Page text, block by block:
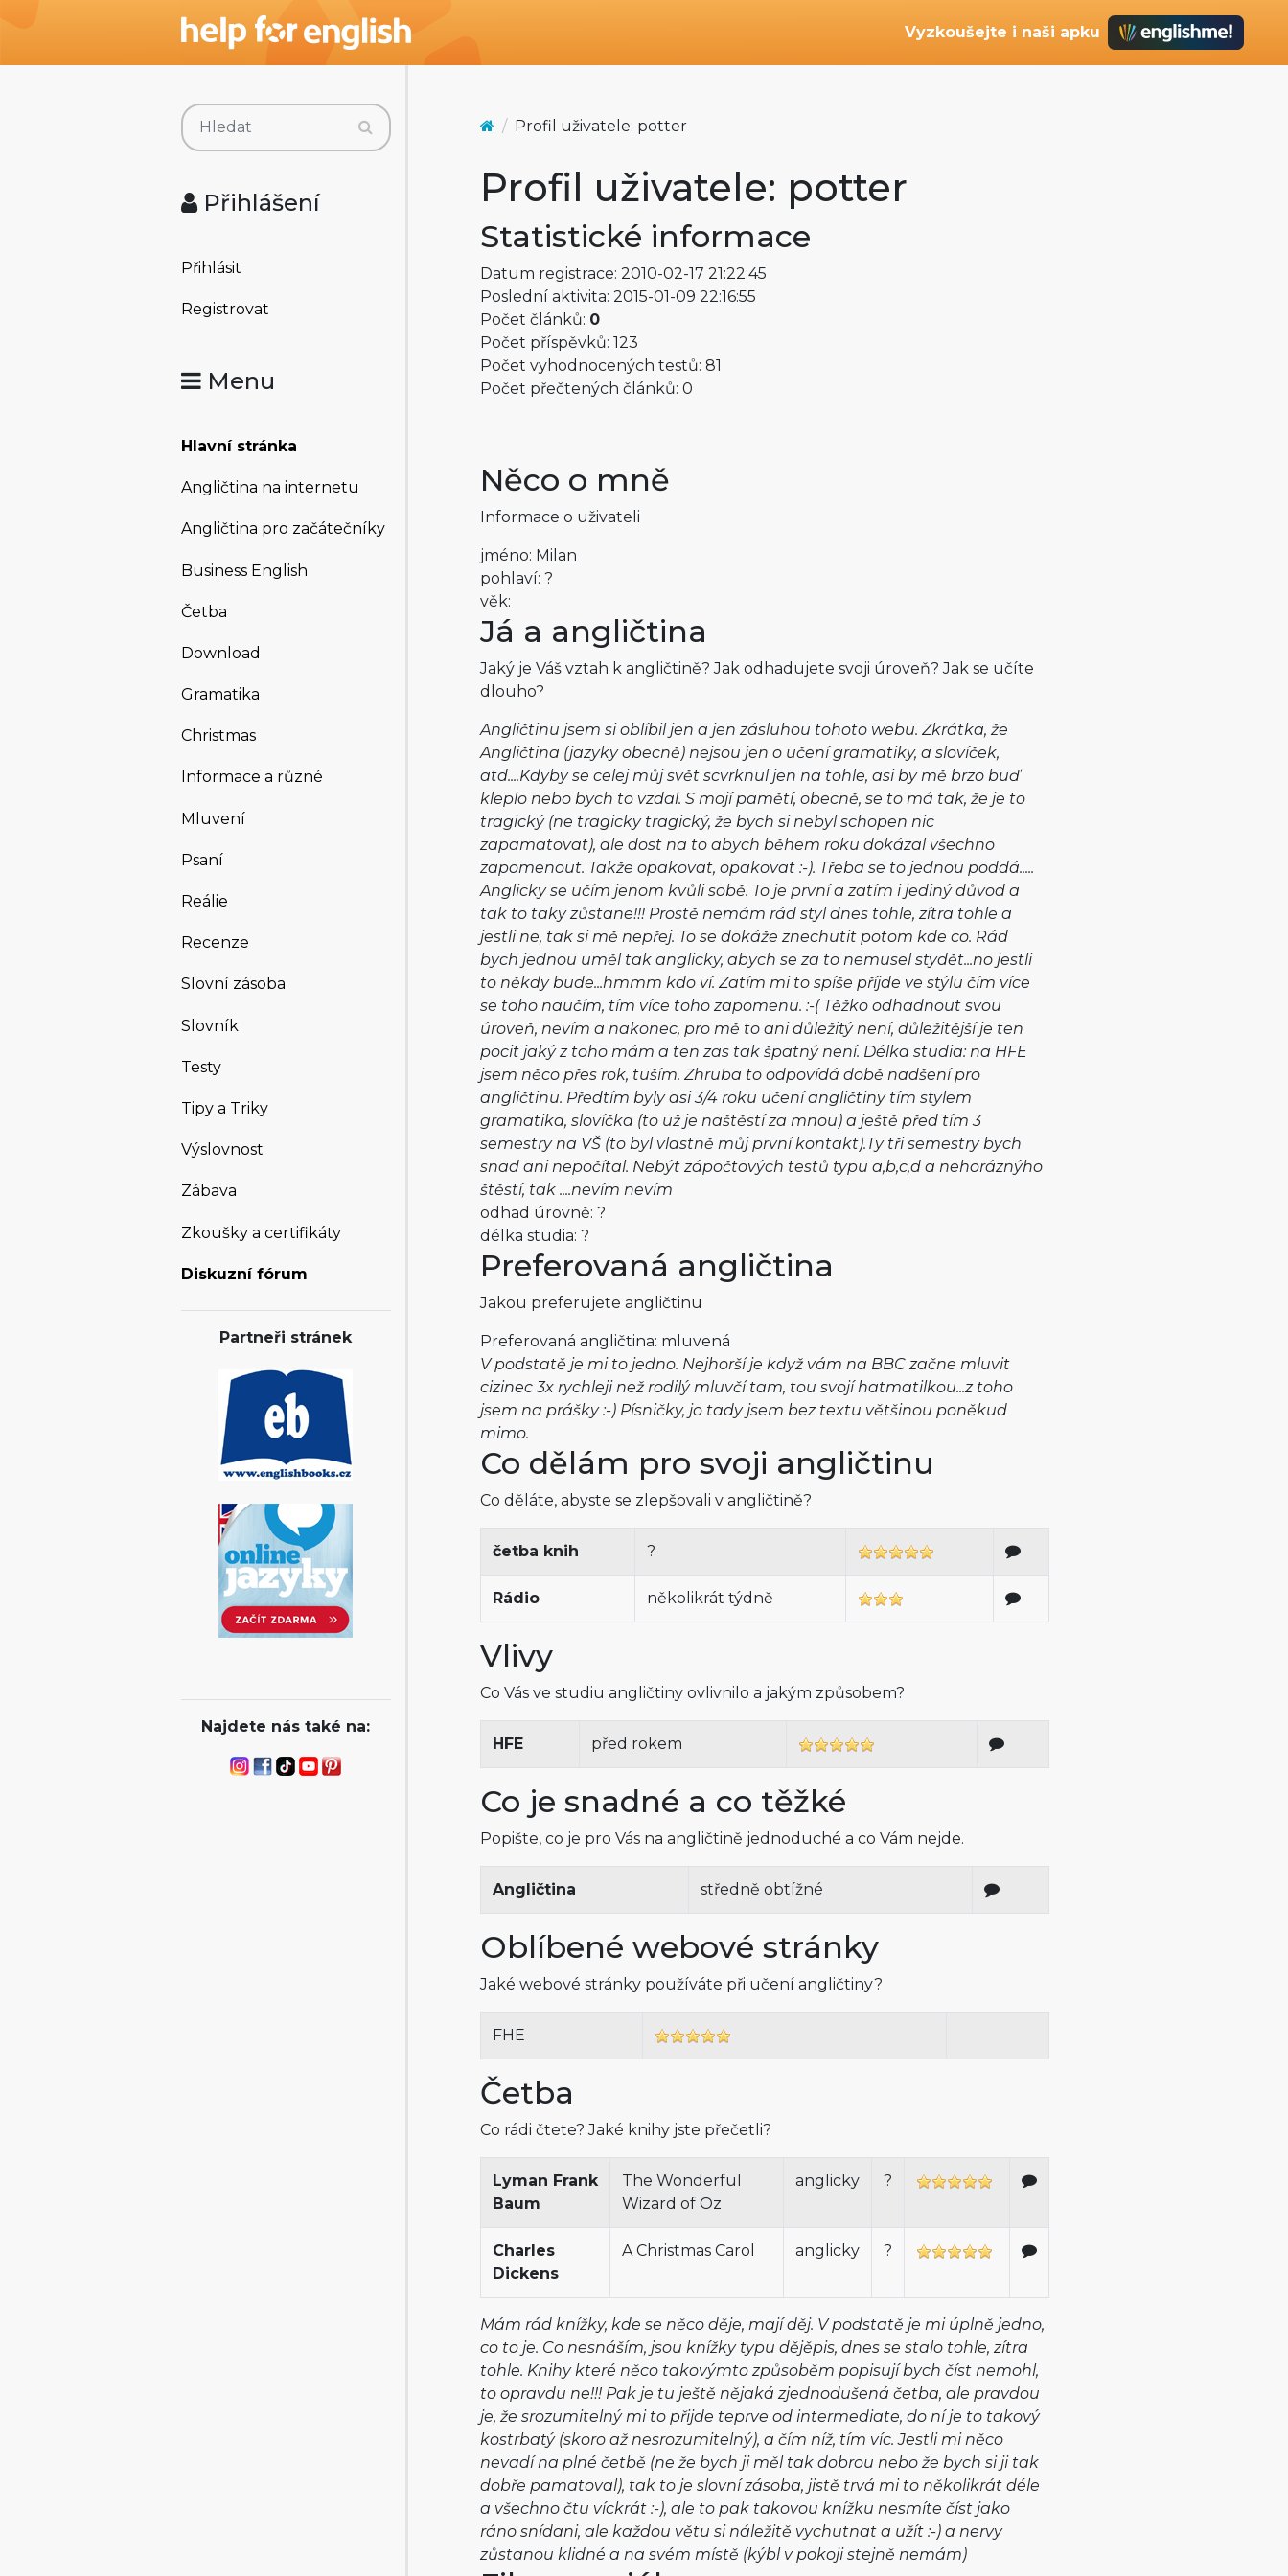
Vyzkoušejte i naši apku
Přihlášení
Přihlásit
Registrovat
Menu
Hlavní stránka
Angličtina na internetu
Angličtina pro začátečníky
Business English
Četba
Download
Gramatika
Christmas
Informace a různé
Mluvení
Psaní
Reálie
Recenze
Slovní zásoba
Slovník
Testy
Tipy a Triky
Výslovnost
Zábava
Zkoušky a certifikáty
Diskuzní fórum
Partneři stránek
Najdete nás také na:
Profil uživatele: potter
Profil uživatele: potter
Statistické informace
Datum registrace: 2010-02-17 21:22:45
Poslední aktivita: 2015-01-09 22:16:55
Počet článků: 0
Počet příspěvků: 123
Počet vyhodnocených testů: 81
Počet přečtených článků: 0
Něco o mně
Informace o uživateli
jméno: Milan
pohlaví: ?
věk:
Já a angličtina
Jaký je Váš vztah k angličtině? Jak odhadujete svoji úroveň? Jak se učíte
dlouho?
Angličtinu jsem si oblíbil jen a jen zásluhou tohoto webu. Zkrátka, že
Angličtina (jazyky obecně) nejsou jen o učení gramatiky, a slovíček,
atd....Kdyby se celej můj svět scvrknul jen na tohle, asi by mě brzo buď
kleplo nebo bych to vzdal. S mojí pamětí, obecně, se to má tak, že je to
tragický (ne tragicky tragický, že bych si nebyl schopen nic
zapamatovat), ale dost na to abych během roku dokázal všechno
zapomenout. Takže opakovat, opakovat :-). Třeba se to jednou poddá.....
Anglicky se učím jenom kvůli sobě. To je první a zatím i jediný důvod a
tak to taky zůstane!!! Prostě nemám rád styl dnes tohle, zítra tohle a
jestli ne, tak si mě nepřej. To se dokáže znechutit potom kde co. Rád
bych jednou uměl tak anglicky, abych se za to nemusel stydět...no jestli
to někdy bude...hmmm kdo ví. Zatím mi to spíše příjde ve stýlu čím více
se toho naučím, tím více toho zapomenu. :-( Těžko odhadnout svou
úroveň, nevím a nakonec, pro mě to ani důležitý není, důležitější je ten
pocit jaký z toho mám a ten zas tak špatný není. Délka studia: na HFE
jsem něco přes rok, tuším. Zhruba to odpovídá době nadšení pro
angličtinu. Předtím byly asi 3/4 roku učení angličtiny tím stylem
gramatika, slovíčka (to už je naštěstí za mnou) a ještě před tím 3
semestry na VŠ (to byl vlastně můj první kontakt).Ty tři semestry bych
snad ani nepočítal. Nebýt zápočtových testů typu a,b,c,d a nehoráznýho
štěstí, tak ....nevím nevím
odhad úrovně: ?
délka studia: ?
Preferovaná angličtina
Jakou preferujete angličtinu
Preferovaná angličtina: mluvená
V podstatě je mi to jedno. Nejhorší je když vám na BBC začne mluvit
cizinec 3x rychleji než rodilý mluvčí tam, tou svojí hatmatilkou...z toho
jsem na prášky :-) Písničky, jo tady jsem bez textu většinou poněkud
mimo.
Co dělám pro svoji angličtinu
Co děláte, abyste se zlepšovali v angličtině?
četba knih ?
Rádio několikrát týdně
Vlivy
Co Vás ve studiu angličtiny ovlivnilo a jakým způsobem?
HFE před rokem
Co je snadné a co těžké
Popište, co je pro Vás na angličtině jednoduché a co Vám nejde.
Angličtina středně obtížné
Oblíbené webové stránky
Jaké webové stránky používáte při učení angličtiny?
FHE
Četba
Co rádi čtete? Jaké knihy jste přečetli?
Lyman Frank
Baum
The Wonderful
Wizard of Oz
anglicky ?
Charles
Dickens
A Christmas Carol anglicky ?
Mám rád knížky, kde se něco děje, mají děj. V podstatě je mi úplně jedno,
co to je. Co nesnáším, jsou knížky typu dějěpis, dnes se stalo tohle, zítra
tohle. Knihy které něco takovýmto způsoběm popisují bych číst nemohl,
to opravdu ne!!! Pak je tu ještě nějaká zjednodušená četba, ale pravdou
je, že srozumitelný mi to přijde teprve od intermediate, do ní je to takový
kostrbatý (skoro až nesrozumitelný), a čím níž, tím víc. Jestli mi něco
nevadí na plné četbě (ne že bych ji měl tak dobrou nebo že bych si ji tak
dobře pamatoval), tak to je slovní zásoba, jistě trvá mi to několikrát déle
a všechno čtu víckrát :-), ale to pak takovou knížku nesmíte číst jako
ráno snídani, ale každou větu si náležitě vychutnat a užít :-) a nervy
zůstanou klidné a na svém místě (kýbl v pokoji stejně nemám)